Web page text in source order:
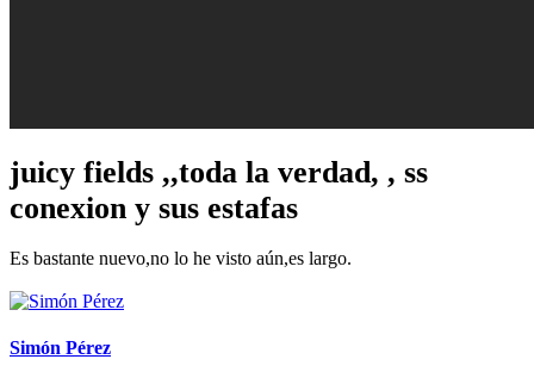
juicy fields ,,toda la verdad, , ss
conexion y sus estafas
Es bastante nuevo,no lo he visto aún,es largo.
Simón Pérez